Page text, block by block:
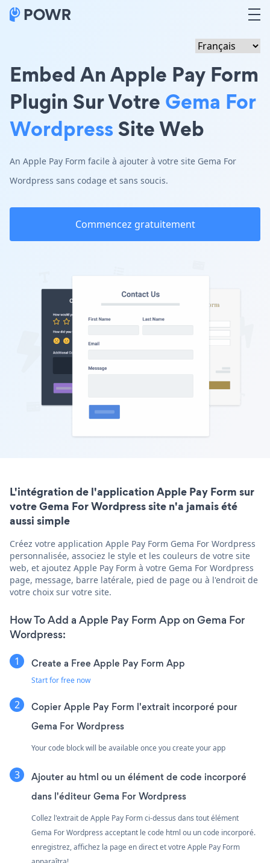
Embed An Apple Pay Form
Plugin Sur Votre Gema For
WordpressSite Web
An Apple Pay Form facile à ajouter à votre site Gema For
Wordpress sans codage et sans soucis.
Commencez gratuitement
L'intégration de l'application Apple Pay Form sur
votre Gema For Wordpress site n'a jamais été
aussi simple
Créez votre application Apple Pay Form Gema For Wordpress
personnalisée, associez le style et les couleurs de votre site
web, et ajoutez Apple Pay Form à votre Gema For Wordpress
page, message, barre latérale, pied de page ou à l'endroit de
votre choix sur votre site.
How To Add a Apple Pay Form App on Gema For
Wordpress:
Create a Free Apple Pay Form App
Start for free now
Copier Apple Pay Form l'extrait incorporé pour
Gema For Wordpress
Your code block will be available once you create your app
Ajouter au html ou un élément de code incorporé
dans l'éditeur Gema For Wordpress
Collez l'extrait de Apple Pay Form ci-dessus dans tout élément
Gema For Wordpress acceptant le code html ou un code incorporé.
enregistrez, affichez la page en direct et votre Apple Pay Form